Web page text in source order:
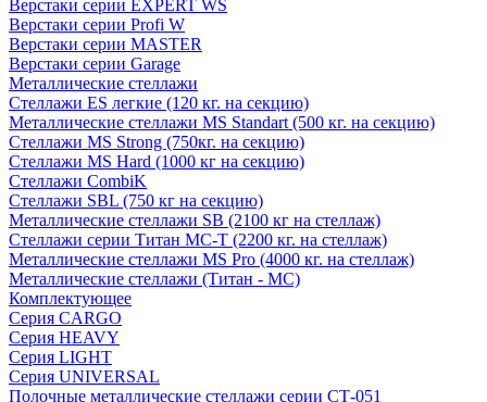
Верстаки серии EXPERT WS
Верстаки серии Profi W
Верстаки серии MASTER
Верстаки серии Garage
Металлические стеллажи
Стеллажи ES легкие (120 кг. на секцию)
Металлические стеллажи MS Standart (500 кг. на секцию)
Стеллажи MS Strong (750кг. на секцию)
Стеллажи MS Hard (1000 кг на секцию)
Стеллажи CombiK
Стеллажи SBL (750 кг на секцию)
Металлические стеллажи SB (2100 кг на стеллаж)
Стеллажи серии Титан МС-Т (2200 кг. на стеллаж)
Металлические стеллажи MS Pro (4000 кг. на стеллаж)
Металлические стеллажи (Титан - МС)
Комплектующее
Серия CARGO
Серия HEAVY
Серия LIGHT
Серия UNIVERSAL
Полочные металлические стеллажи серии СТ-051